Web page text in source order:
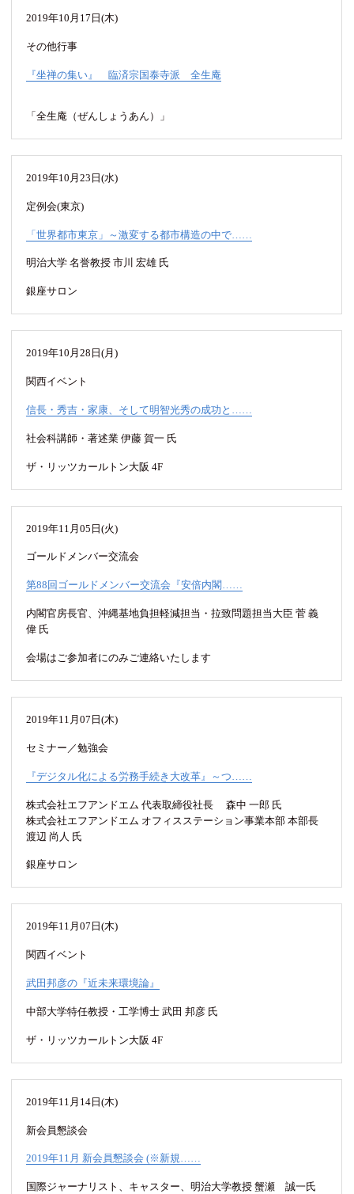
2019年10月17日(木)
その他行事
『坐禅の集い』 臨済宗国泰寺派 全生庵
「全生庵（ぜんしょうあん）」
2019年10月23日(水)
定例会(東京)
「世界都市東京」～激変する都市構造の中で……
明治大学 名誉教授 市川 宏雄 氏
銀座サロン
2019年10月28日(月)
関西イベント
信長・秀吉・家康、そして明智光秀の成功と……
社会科講師・著述業 伊藤 賀一 氏
ザ・リッツカールトン大阪 4F
2019年11月05日(火)
ゴールドメンバー交流会
第88回ゴールドメンバー交流会『安倍内閣……
内閣官房長官、沖縄基地負担軽減担当・拉致問題担当大臣 菅 義
偉 氏
会場はご参加者にのみご連絡いたします
2019年11月07日(木)
セミナー／勉強会
『デジタル化による労務手続き大改革』～つ……
株式会社エフアンドエム 代表取締役社長 森中 一郎 氏
株式会社エフアンドエム オフィスステーション事業本部 本部長
渡辺 尚人 氏
銀座サロン
2019年11月07日(木)
関西イベント
武田邦彦の『近未来環境論』
中部大学特任教授・工学博士 武田 邦彦 氏
ザ・リッツカールトン大阪 4F
2019年11月14日(木)
新会員懇談会
2019年11月 新会員懇談会 (※新規……
国際ジャーナリスト、キャスター、明治大学教授 蟹瀬 誠一氏